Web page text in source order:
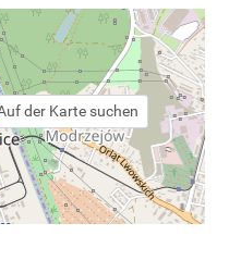
der Karte suchen